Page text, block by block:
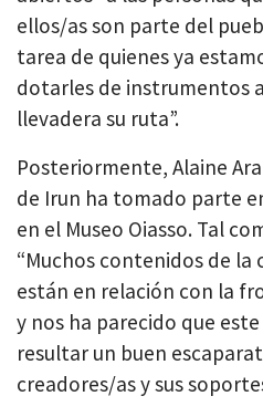
ellos/as son parte del
tarea de quienes ya
dotarles de instrumentos
llevadera su ruta”.
Posteriormente, Alaine
de Irun ha tomado parte
en el Museo Oiasso. Tal
“Muchos contenidos de la
están en relación con la
y nos ha parecido que
resultar un buen
creadores/as y sus